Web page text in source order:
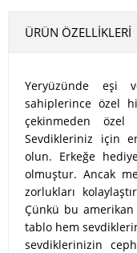
ÜRÜN ÖZELLIKLERI
Yeryüzünde eşi
sahiplerince özel
çekinmeden özel
Sevdikleriniz için
olun. Erkeğe
olmuştur. Ancak
zorlukları
Çünkü bu
tablo hem
sevdiklerinizin